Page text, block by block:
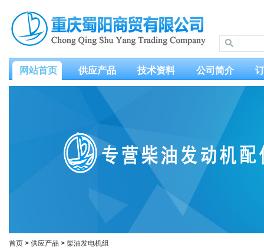
网站首页 供应产品 技术资料 公司简介
首页 > 供应产品 > 柴油发电机组